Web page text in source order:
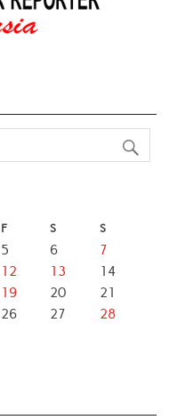
F S S
5 6
7
12 13
14
19 20
21
26 27
28